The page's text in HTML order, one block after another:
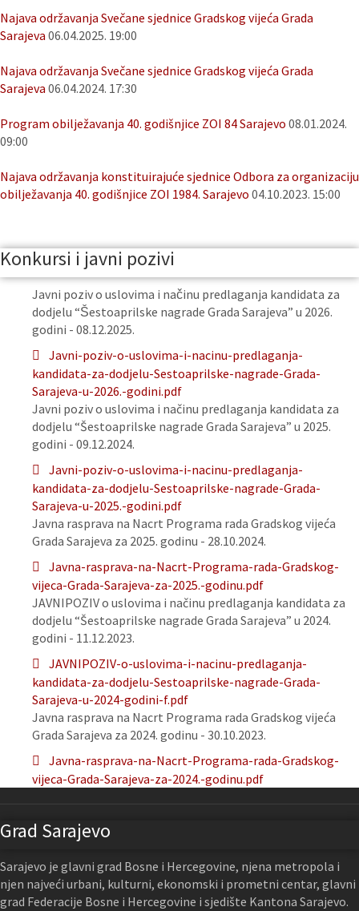
Najava održavanja Svečane sjednice Gradskog vijeća Grada
Sarajeva 06.04.2025. 19:00
Najava održavanja Svečane sjednice Gradskog vijeća Grada
Sarajeva 06.04.2024. 17:30
Program obilježavanja 40. godišnjice ZOI 84 Sarajevo 08.01.2024.
09:00
Najava održavanja konstituirajuće sjednice Odbora za organizaciju
obilježavanja 40. godišnjice ZOI 1984. Sarajevo 04.10.2023. 15:00
Konkursi i javni pozivi
Javni poziv o uslovima i načinu predlaganja kandidata za
dodjelu “Šestoaprilske nagrade Grada Sarajeva” u 2026.
godini - 08.12.2025.
Javni-poziv-o-uslovima-i-nacinu-predlaganja-
kandidata-za-dodjelu-Sestoaprilske-nagrade-Grada-
Sarajeva-u-2026.-godini.pdf
Javni poziv o uslovima i načinu predlaganja kandidata za
dodjelu “Šestoaprilske nagrade Grada Sarajeva” u 2025.
godini - 09.12.2024.
Javni-poziv-o-uslovima-i-nacinu-predlaganja-
kandidata-za-dodjelu-Sestoaprilske-nagrade-Grada-
Sarajeva-u-2025.-godini.pdf
Javna rasprava na Nacrt Programa rada Gradskog vijeća
Grada Sarajeva za 2025. godinu - 28.10.2024.
Javna-rasprava-na-Nacrt-Programa-rada-Gradskog-
vijeca-Grada-Sarajeva-za-2025.-godinu.pdf
JAVNIPOZIV o uslovima i načinu predlaganja kandidata za
dodjelu “Šestoaprilske nagrade Grada Sarajeva” u 2024.
godini - 11.12.2023.
JAVNIPOZIV-o-uslovima-i-nacinu-predlaganja-
kandidata-za-dodjelu-Sestoaprilske-nagrade-Grada-
Sarajeva-u-2024-godini-f.pdf
Javna rasprava na Nacrt Programa rada Gradskog vijeća
Grada Sarajeva za 2024. godinu - 30.10.2023.
Javna-rasprava-na-Nacrt-Programa-rada-Gradskog-
vijeca-Grada-Sarajeva-za-2024.-godinu.pdf
Grad Sarajevo
Sarajevo je glavni grad Bosne i Hercegovine, njena metropola i
njen najveći urbani, kulturni, ekonomski i prometni centar, glavni
grad Federacije Bosne i Hercegovine i sjedište Kantona Sarajevo.